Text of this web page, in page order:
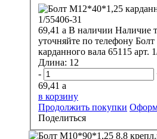
69,41 a В наличии Наличие
уточняйте по телефону
карданного
Длина: 12
-
69,41 a
в корзину
Продолжить покупки
Поделиться